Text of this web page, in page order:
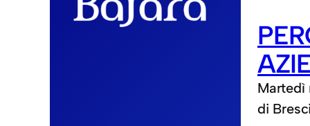
Martedì
di